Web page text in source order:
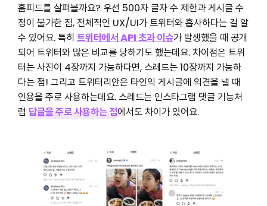
홈피드를 살펴볼까요? 우선 500자 글자 수 제한과 게시글 수
정이 불가한 점, 전체적인 UX/UI가 트위터와 흡사하다는 걸 알
수 있어요. 특히 트위터에서 API 초과 이슈가 발생했을 때 공개
되어 트위터와 많은 비교를 당하기도 했는데요. 차이점은 트위
터는 사진이 4장까지 가능하다면, 스레드는 10장까지 가능하
다는 점! 그리고 트위터리안은 타인의 게시글에 의견을 낼 때
인용을 주로 사용하는데요. 스레드는 인스타그램 댓글 기능처
럼 답글을 주로 사용하는 점에서도 차이가 있어요.